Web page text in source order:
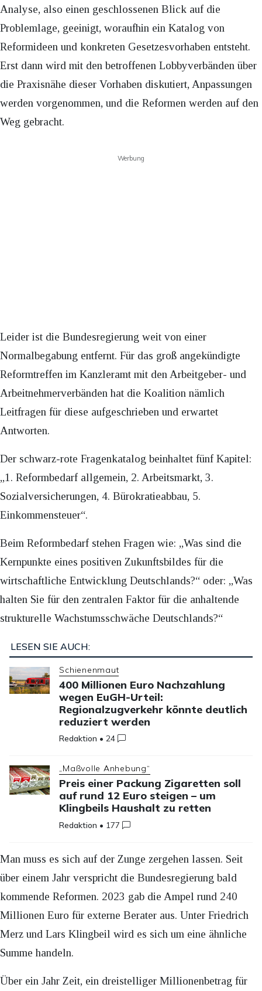
Analyse, also einen geschlossenen Blick auf die
Problemlage, geeinigt, woraufhin ein Katalog von
Reformideen und konkreten Gesetzesvorhaben entsteht.
Erst dann wird mit den betroffenen Lobbyverbänden über
die Praxisnähe dieser Vorhaben diskutiert, Anpassungen
werden vorgenommen, und die Reformen werden auf den
Weg gebracht.
Werbung
Leider ist die Bundesregierung weit von einer
Normalbegabung entfernt. Für das groß angekündigte
Reformtreffen im Kanzleramt mit den Arbeitgeber- und
Arbeitnehmerverbänden hat die Koalition nämlich
Leitfragen für diese aufgeschrieben und erwartet
Antworten.
Der schwarz-rote Fragenkatalog beinhaltet fünf Kapitel:
„1. Reformbedarf allgemein, 2. Arbeitsmarkt, 3.
Sozialversicherungen, 4. Bürokratieabbau, 5.
Einkommensteuer“.
Beim Reformbedarf stehen Fragen wie: „Was sind die
Kernpunkte eines positiven Zukunftsbildes für die
wirtschaftliche Entwicklung Deutschlands?“ oder: „Was
halten Sie für den zentralen Faktor für die anhaltende
strukturelle Wachstumsschwäche Deutschlands?“
LESEN SIE AUCH:
Schienenmaut
400 Millionen Euro Nachzahlung
wegen EuGH-Urteil:
Regionalzugverkehr könnte deutlich
reduziert werden
Redaktion •24
„Maßvolle Anhebung“
Preis einer Packung Zigaretten soll
auf rund 12 Euro steigen – um
Klingbeils Haushalt zu retten
Redaktion • 177
Man muss es sich auf der Zunge zergehen lassen. Seit
über einem Jahr verspricht die Bundesregierung bald
kommende Reformen. 2023 gab die Ampel rund 240
Millionen Euro für externe Berater aus. Unter Friedrich
Merz und Lars Klingbeil wird es sich um eine ähnliche
Summe handeln.
Über ein Jahr Zeit, ein dreistelliger Millionenbetrag für